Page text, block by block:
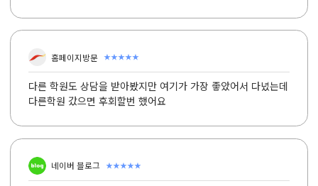
홈페이지방문 ★★★★★
다른 학원도 상담을 받아봤지만 여기가 가장 좋았어서 다녔는데
다른학원 갔으면 후회할번 했어요
네이버 블로그 ★★★★★